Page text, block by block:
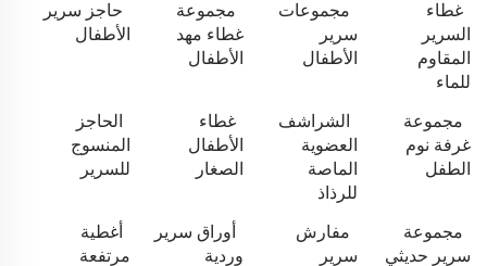
غطاء
السرير
المقاوم
للماء
مجموعات
سرير
الأطفال
مجموعة
غطاء مهد
الأطفال
حاجز سرير
الأطفال
مجموعة
غرفة نوم
الطفل
الشراشف
العضوية
الماصة
للرذاذ
غطاء
الأطفال
الصغار
الحاجز
المنسوج
للسرير
مجموعة
سرير حديثي
مفارش
سرير
أوراق سرير
وردية
أغطية
مرتفعة